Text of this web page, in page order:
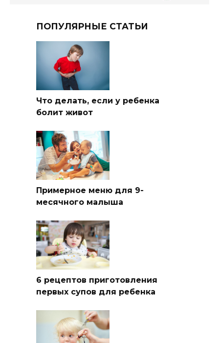
ПОПУЛЯРНЫЕ СТАТЬИ
Что делать, если у ребенка
болит живот
Примерное меню для 9-
месячного малыша
6 рецептов приготовления
первых супов для ребенка